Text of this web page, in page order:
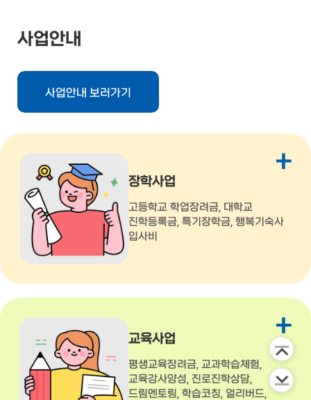
사업안내
사업안내 보러가기
+
장학사업
고등학교 학업장려금, 대학교
진학등록금, 특기장학금, 행복기숙사
입사비
+
교육사업
평생교육장려금, 교과학습체험,
교육강사양성, 진로진학상담,
드림멘토링, 학습코칭, 얼리버드,